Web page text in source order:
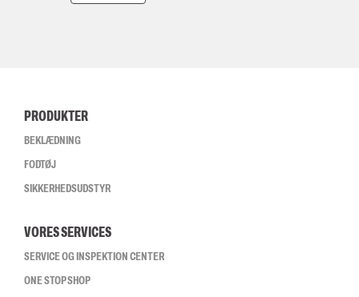
PRODUKTER
BEKLÆDNING
FODTØJ
SIKKERHEDSUDSTYR
VORES SERVICES
SERVICE OG INSPEKTION CENTER
ONE STOP SHOP